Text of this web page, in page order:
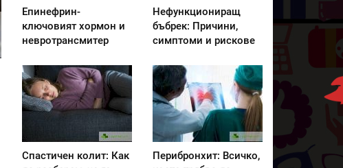
Епинефрин-
ключовият хормон и
невротрансмитер
Нефункциониращ
бъбрек: Причини,
симптоми и рискове
Спастичен колит: Как
Перибронхит: Всичко,